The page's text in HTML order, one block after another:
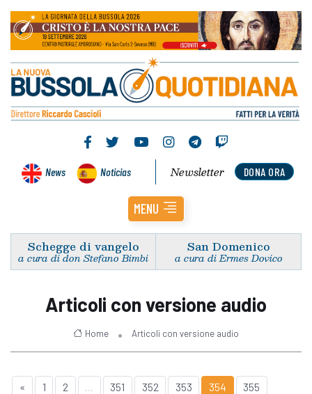
News Noticias DONA ORA
Newsletter
MENU
Schegge di vangelo
a cura di don Stefano Bimbi
San Domenico
a cura di Ermes Dovico
Articoli con versione audio
Home Articoli con versione audio
« 1 2 351 352 353 354 355